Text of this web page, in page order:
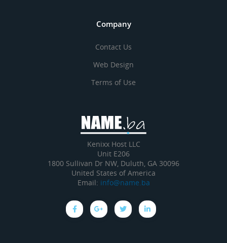
Company
Contact Us
Web Design
Terms of Use
Kenixx Host LLC
Unit E206
1800 Sullivan Dr NW, Duluth, GA 30096
United States of America
Email: info@name.ba